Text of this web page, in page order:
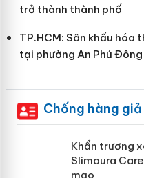
trở thành thành phố
TP.HCM: Sân khấu hóa
tại phường An Phú Đông
Chống hàng giả
Khẩn
Slimaura